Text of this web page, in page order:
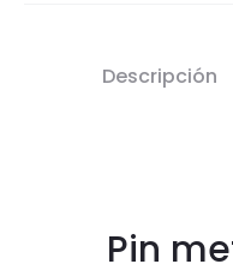
Descripción
Pin